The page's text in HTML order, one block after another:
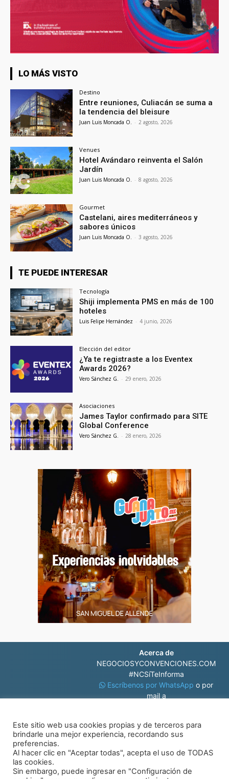
LO MÁS VISTO
Destino
Entre reuniones, Culiacán se suma a
la tendencia del bleisure
Juan Luis Moncada O. - 2 agosto, 2026
Venues
Hotel Avándaro reinventa el Salón
Jardín
Juan Luis Moncada O. - 8 agosto, 2026
Gourmet
Castelani, aires mediterráneos y
sabores únicos
Juan Luis Moncada O. - 3 agosto, 2026
TE PUEDE INTERESAR
Tecnología
Shiji implementa PMS en más de 100
hoteles
Luis Felipe Hernández - 4 junio, 2026
Elección del editor
¿Ya te registraste a los Eventex
Awards 2026?
Vero Sánchez G. - 29 enero, 2026
Asociaciones
James Taylor confirmado para SITE
Global Conference
Vero Sánchez G. - 28 enero, 2026
Acerca de
NEGOCIOSYCONVENCIONES.COM
#NCSíTeInforma
Escríbenos por WhatsAppo por
mail a
© Negocios y Convenciones
Este sitio web usa cookies propias y de terceros para
brindarle una mejor experiencia, recordando sus
preferencias.
Al hacer clic en "Aceptar todas", acepta el uso de TODAS
las cookies.
Sin embargo, puede ingresar en "Configuración de